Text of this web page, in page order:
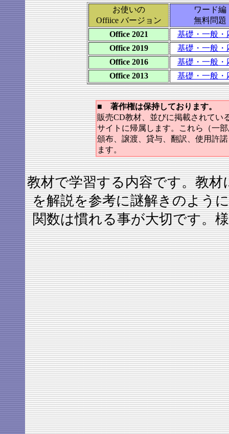
お使いの
Offiice バージョン
ワード編
無料問題
Office 2021
基礎・一般・
Office 2019
基礎・一般・
Office 2016
基礎・一般・
Office 2013
基礎・一般・
■ 著作権は保持しております。
販売CD教材、並びに掲載されてい
サイトに帰属します。これら（一
頒布、譲渡、貸与、翻訳、使用許
ます。
教材で学習する内容です。教
を解説を参考に謎解きのよう
関数は慣れる事が大切です。